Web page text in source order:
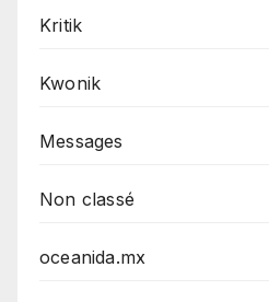
Kritik
Kwonik
Messages
Non classé
oceanida.mx